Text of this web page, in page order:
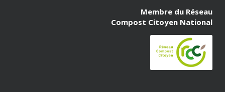
Membre du Réseau
Compost Citoyen National